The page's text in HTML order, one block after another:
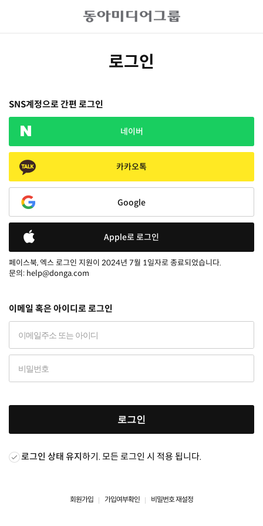
로그인
SNS계정으로 간편 로그인
네이버
카카오톡
Google
Apple로 로그인
페이스북, 엑스 로그인 지원이 2024년 7월 1일자로 종료되었습니다.
문의: help@donga.com
이메일 혹은 아이디로 로그인
로그인
로그인 상태 유지하기. 모든 로그인 시 적용 됩니다.
회원가입 가입여부확인 비밀번호 재설정